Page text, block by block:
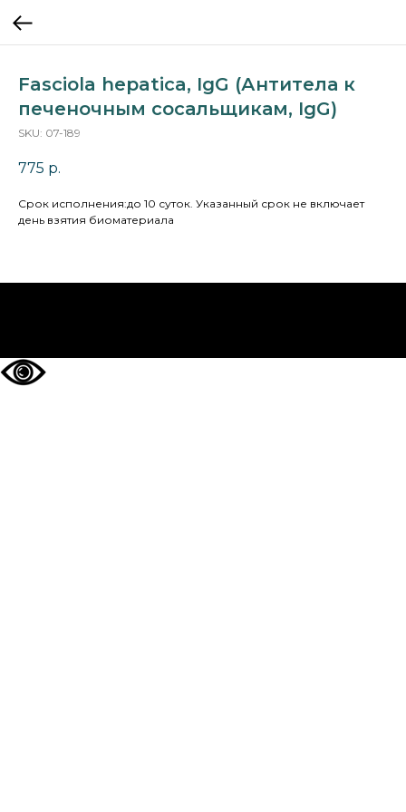
Fasciola hepatica, IgG (Антитела к
печеночным сосальщикам, IgG)
SKU: 07-189
775 р.
Cрок исполнения:до 10 суток. Указанный срок не включает
день взятия биоматериала